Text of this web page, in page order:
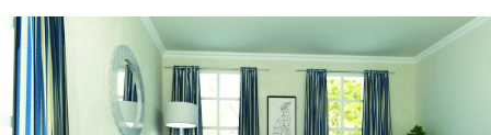
THEATRECREME
30X60